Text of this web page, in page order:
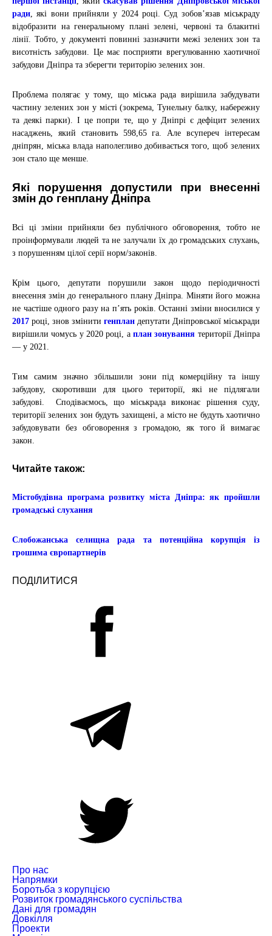
ради, які вони прийняли у 2024 році. Суд зобов’язав міськраду
відобразити на генеральному плані зелені, червоні та блакитні
лінії. Тобто, у документі повинні зазначити межі зелених зон та
висотність забудови. Це має посприяти врегулюванню хаотичної
забудови Дніпра та зберегти територію зелених зон.
Проблема полягає у тому, що міська рада вирішила забудувати
частину зелених зон у місті (зокрема, Тунельну балку, набережну
та деякі парки). І це попри те, що у Дніпрі є дефіцит зелених
насаджень, який становить 598,65 га. Але всупереч інтересам
дніпрян, міська влада наполегливо добивається того, щоб зелених
зон стало ще менше.
Які порушення допустили при внесенні
змін до генплану Дніпра
Всі ці зміни прийняли без публічного обговорення, тобто не
проінформували людей та не залучали їх до громадських слухань,
з порушенням цілої серії норм/законів.
Крімцього, депутати порушили закон щодо періодичності
внесення змін до генерального плану Дніпра. Міняти його можна
не частіше одного разу на п’ять років. Останні зміни вносилися у
2017 році, знов змінити генплан депутати Дніпровської міськради
вирішили чомусь у 2020 році, а план зонування території Дніпра
— у 2021.
Тим самим значно збільшили зони під комерційну та іншу
забудову, скоротивши для цього території, які не підлягали
забудові. Сподіваємось, що міськрада виконає рішення суду,
території зелених зон будуть захищені, а місто не будуть хаотично
забудовувати без обговорення з громадою, як того й вимагає
закон.
Читайте також:
Містобудівна програма розвитку міста Дніпра: як пройшли
громадські слухання
Слобожанська селищна рада та потенційна корупція із
грошима європартнерів
ПОДІЛИТИСЯ
Про нас
Напрямки
Боротьба з корупцією
Розвиток громадянського суспільства
Дані для громадян
Довкілля
Проекти